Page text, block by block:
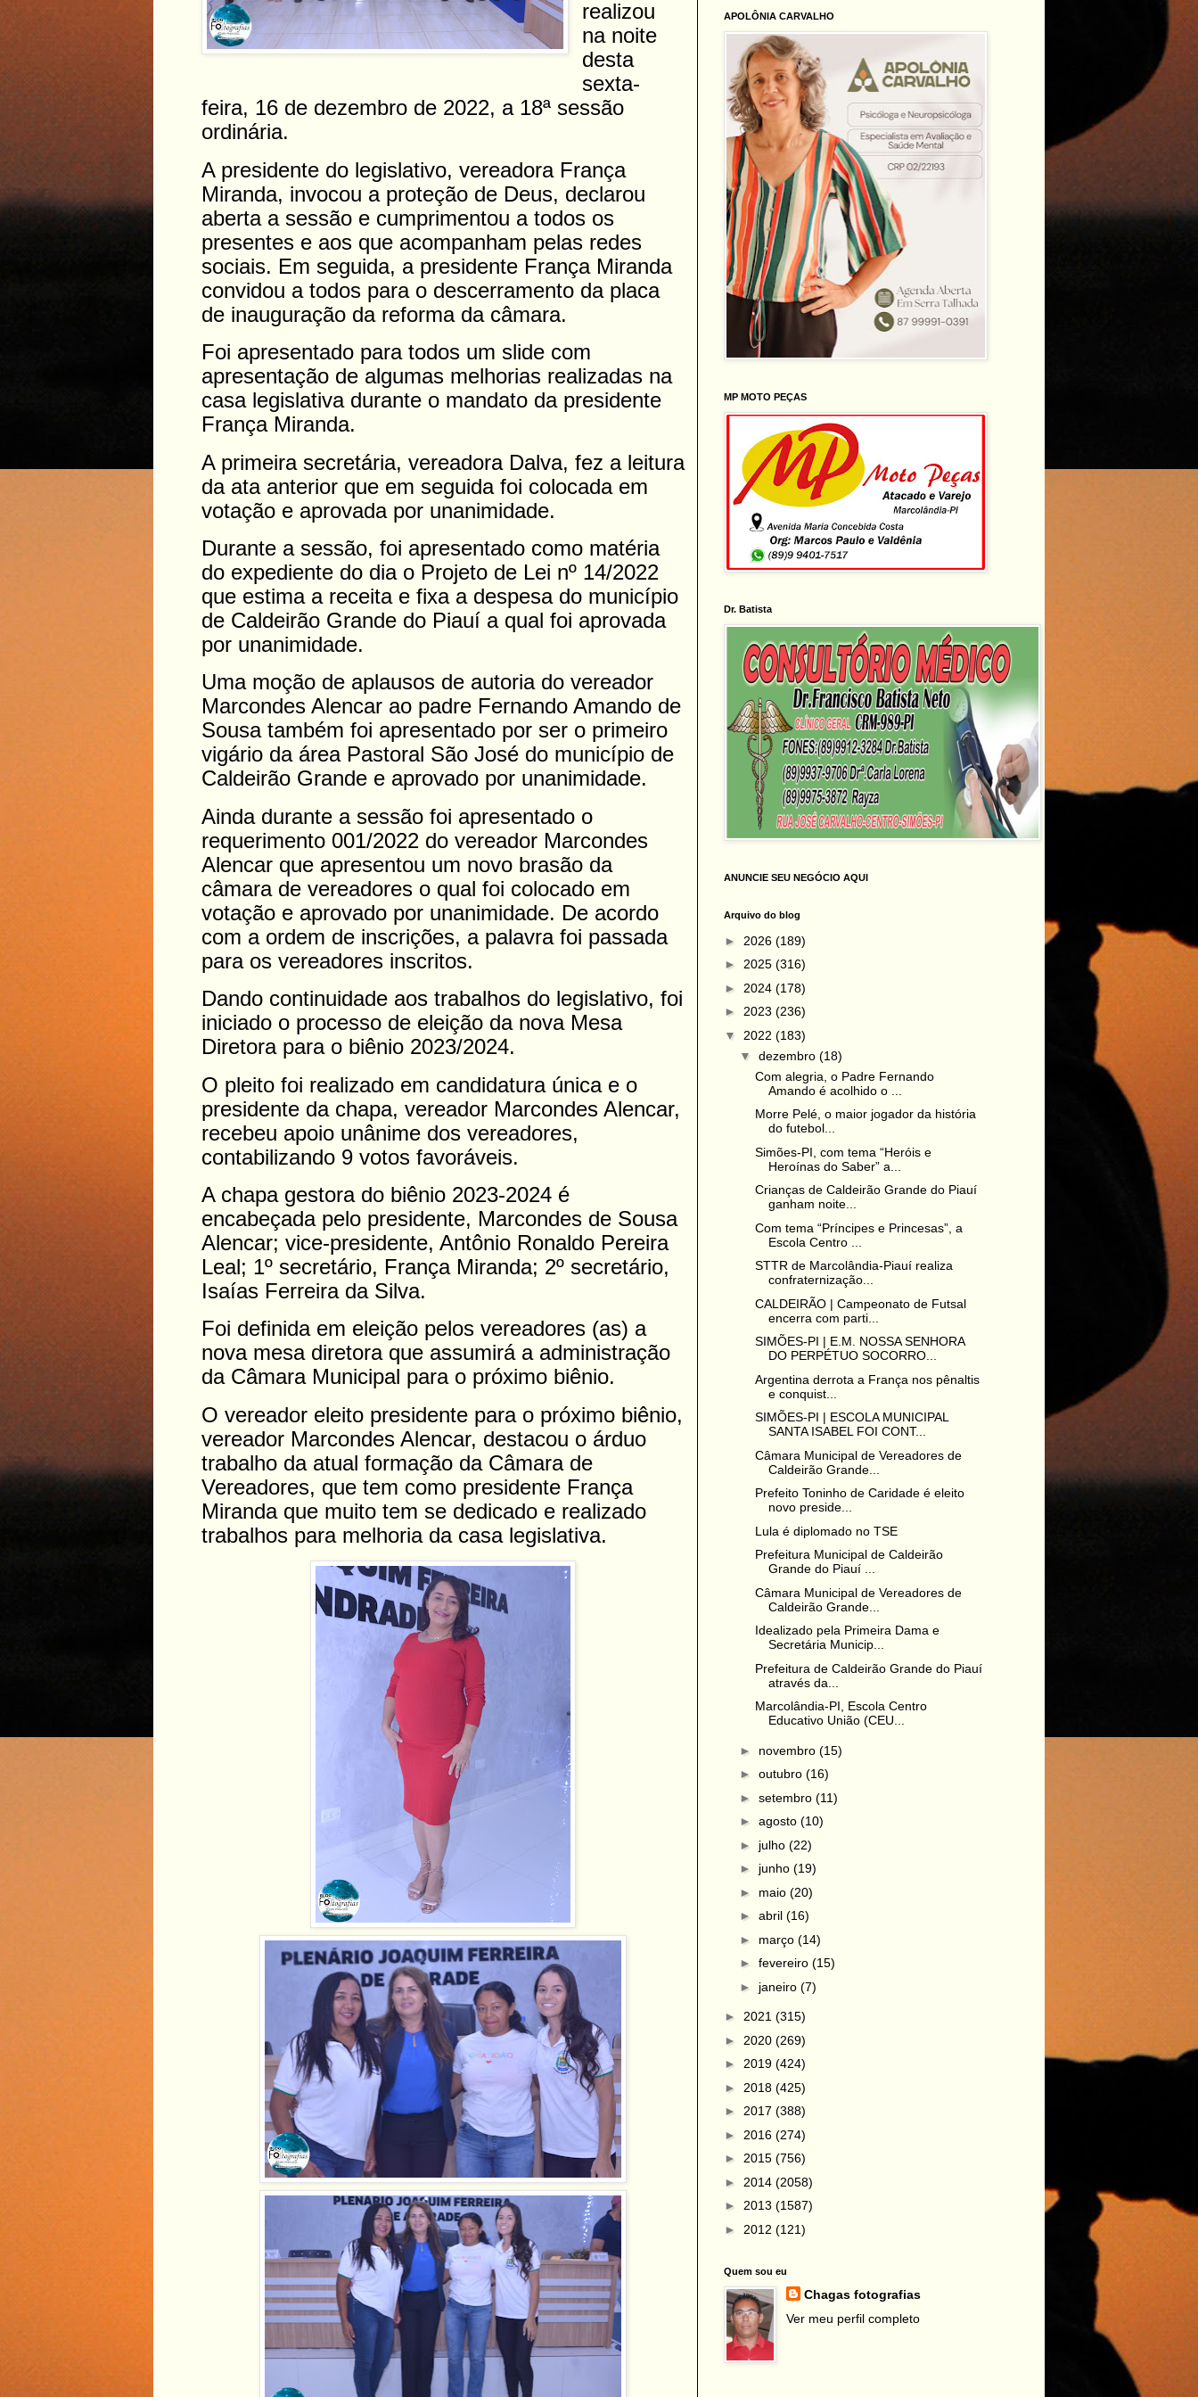
realizou
na noite
desta
sexta-
feira, 16 de dezembro de 2022, a 18ª sessão
ordinária.
A presidente do legislativo, vereadora França
Miranda, invocou a proteção de Deus, declarou
aberta a sessão e cumprimentou a todos os
presentes e aos que acompanham pelas redes
sociais. Em seguida, a presidente França Miranda
convidou a todos para o descerramento da placa
de inauguração da reforma da câmara.
Foi apresentado para todos um slide com
apresentação de algumas melhorias realizadas na
casa legislativa durante o mandato da presidente
França Miranda.
A primeira secretária, vereadora Dalva, fez a leitura
da ata anterior que em seguida foi colocada em
votação e aprovada por unanimidade.
Durante a sessão, foi apresentado como matéria
do expediente do dia o Projeto de Lei nº 14/2022
que estima a receita e fixa a despesa do município
de Caldeirão Grande do Piauí a qual foi aprovada
por unanimidade.
Uma moção de aplausos de autoria do vereador
Marcondes Alencar ao padre Fernando Amando de
Sousa também foi apresentado por ser o primeiro
vigário da área Pastoral São José do município de
Caldeirão Grande e aprovado por unanimidade.
Ainda durante a sessão foi apresentado o
requerimento 001/2022 do vereador Marcondes
Alencar que apresentou um novo brasão da
câmara de vereadores o qual foi colocado em
votação e aprovado por unanimidade. De acordo
com a ordem de inscrições, a palavra foi passada
para os vereadores inscritos.
Dando continuidade aos trabalhos do legislativo, foi
iniciado o processo de eleição da nova Mesa
Diretora para o biênio 2023/2024.
O pleito foi realizado em candidatura única e o
presidente da chapa, vereador Marcondes Alencar,
recebeu apoio unânime dos vereadores,
contabilizando 9 votos favoráveis.
A chapa gestora do biênio 2023-2024 é
encabeçada pelo presidente, Marcondes de Sousa
Alencar; vice-presidente, Antônio Ronaldo Pereira
Leal; 1º secretário, França Miranda; 2º secretário,
Isaías Ferreira da Silva.
Foi definida em eleição pelos vereadores (as) a
nova mesa diretora que assumirá a administração
da Câmara Municipal para o próximo biênio.
O vereador eleito presidente para o próximo biênio,
vereador Marcondes Alencar, destacou o árduo
trabalho da atual formação da Câmara de
Vereadores, que tem como presidente França
Miranda que muito tem se dedicado e realizado
trabalhos para melhoria da casa legislativa.
APOLÔNIA CARVALHO
MP MOTO PEÇAS
Dr. Batista
ANUNCIE SEU NEGÓCIO AQUI
Arquivo do blog
► 2026 (189)
► 2025 (316)
► 2024 (178)
► 2023 (236)
▼ 2022 (183)
▼ dezembro (18)
Com alegria, o Padre Fernando
Amando é acolhido o ...
Morre Pelé, o maior jogador da história
do futebol...
Simões-PI, com tema “Heróis e
Heroínas do Saber” a...
Crianças de Caldeirão Grande do Piauí
ganham noite...
Com tema “Príncipes e Princesas”, a
Escola Centro ...
STTR de Marcolândia-Piauí realiza
confraternização...
CALDEIRÃO | Campeonato de Futsal
encerra com parti...
SIMÕES-PI | E.M. NOSSA SENHORA
DO PERPÉTUO SOCORRO...
Argentina derrota a França nos pênaltis
e conquist...
SIMÕES-PI | ESCOLA MUNICIPAL
SANTA ISABEL FOI CONT...
Câmara Municipal de Vereadores de
Caldeirão Grande...
Prefeito Toninho de Caridade é eleito
novo preside...
Lula é diplomado no TSE
Prefeitura Municipal de Caldeirão
Grande do Piauí ...
Câmara Municipal de Vereadores de
Caldeirão Grande...
Idealizado pela Primeira Dama e
Secretária Municip...
Prefeitura de Caldeirão Grande do Piauí
através da...
Marcolândia-PI, Escola Centro
Educativo União (CEU...
► novembro (15)
► outubro (16)
► setembro (11)
► agosto (10)
► julho (22)
► junho (19)
► maio (20)
► abril (16)
► março (14)
► fevereiro (15)
► janeiro (7)
► 2021 (315)
► 2020 (269)
► 2019 (424)
► 2018 (425)
► 2017 (388)
► 2016 (274)
► 2015 (756)
► 2014 (2058)
► 2013 (1587)
► 2012 (121)
Quem sou eu
Chagas fotografias
Ver meu perfil completo